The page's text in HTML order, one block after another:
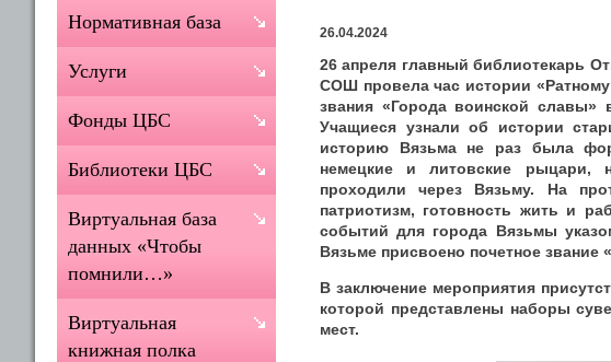
26.04.2024
26 апреля главный библиотекарь
СОШ провела час истории
звания «Города воинской славы»
Учащиеся узнали об истории
историю Вязьма не раз была
немецкие и литовские рыцари,
проходили через Вязьму. На
патриотизм, готовность жить и
событий для города Вязьмы
Вязьме присвоено почетное звание
В заключение мероприятия
которой представлены наборы
мест.
Нормативная база
Услуги
Фонды ЦБС
Библиотеки ЦБС
Виртуальная база
данных «Чтобы
помнили…»
Виртуальная
книжная полка